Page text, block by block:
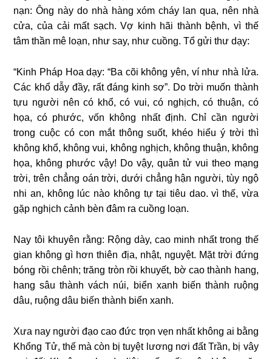
nạn: Ông này do nhà hàng xóm cháy lan qua, nên nhà
cửa, của cải mất sạch. Vợ kinh hãi thành bệnh, vì thế
tâm thần mê loạn, như say, như cuồng. Tổ gửi thư dạy:
“Kinh Pháp Hoa dạy: “Ba cõi không yên, ví như nhà lửa.
Các khổ dẫy đầy, rất đáng kinh sợ”. Do trời muốn thành
tựu người nên có khổ, có vui, có nghịch, có thuận, có
họa, có phước, vốn không nhất định. Chỉ cần người
trong cuộc có con mắt thông suốt, khéo hiểu ý trời thì
không khổ, không vui, không nghịch, không thuận, không
họa, không phước vậy! Do vậy, quân tử vui theo mạng
trời, trên chẳng oán trời, dưới chẳng hận người, tùy ngộ
nhi an, không lúc nào không tự tại tiêu dao. vì thế, vừa
gặp nghịch cảnh bèn đâm ra cuồng loạn.
Nay tôi khuyên rằng: Rộng dày, cao minh nhất trong thế
gian không gì hơn thiên địa, nhật, nguyệt. Mặt trời đứng
bóng rồi chênh; trăng tròn rồi khuyết, bờ cao thành hang,
hang sâu thành vách núi, biển xanh biến thành ruộng
dâu, ruộng dâu biến thành biển xanh.
Xưa nay người đạo cao đức trọn vẹn nhất không ai bằng
Khổng Tử, thế mà còn bị tuyệt lương nơi đất Trần, bị vây